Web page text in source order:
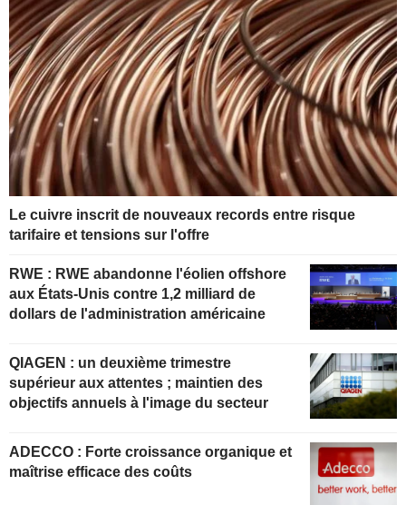
Le cuivre inscrit de nouveaux records entre risque
tarifaire et tensions sur l'offre
RWE : RWE abandonne l'éolien offshore
aux États-Unis contre 1,2 milliard de
dollars de l'administration américaine
QIAGEN : un deuxième trimestre
supérieur aux attentes ; maintien des
objectifs annuels à l'image du secteur
ADECCO : Forte croissance organique et
maîtrise efficace des coûts